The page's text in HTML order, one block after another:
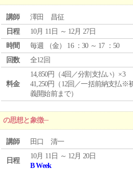
講師
澤田 昌征
日程
10月 11日 ～ 12月 27日
時間
毎週 （金） 16 ：30 ～ 17 ：50
回数
全12回
料金
14,850円（4回／分割支払い）×3
41,250円（12回／一括前納支払※
義開始前まで）
の思想と象徴─
講師 田口 清一
日程
10月 11日 ～ 12月 20日
B Week